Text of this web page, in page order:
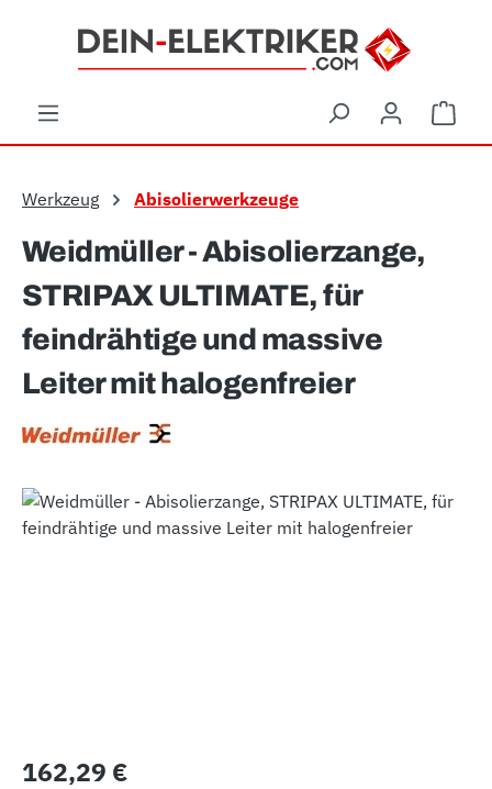
Zum Hauptinhalt springen
Werkzeug Abisolierwerkzeuge
Weidmüller - Abisolierzange,
STRIPAX ULTIMATE, für
feindrähtige und massive
Leiter mit halogenfreier
Bildergalerie überspringen
Regulärer Preis:
162,29 €